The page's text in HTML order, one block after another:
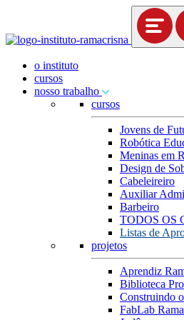
o instituto
cursos
nosso trabalho
cursos
Jovens de
Robótica
Meninas em
Design de
Cabeleireiro
Auxiliar
Barbeiro
TODOS OS
Listas de
projetos
Aprendiz
Biblioteca
Construindo
FabLab